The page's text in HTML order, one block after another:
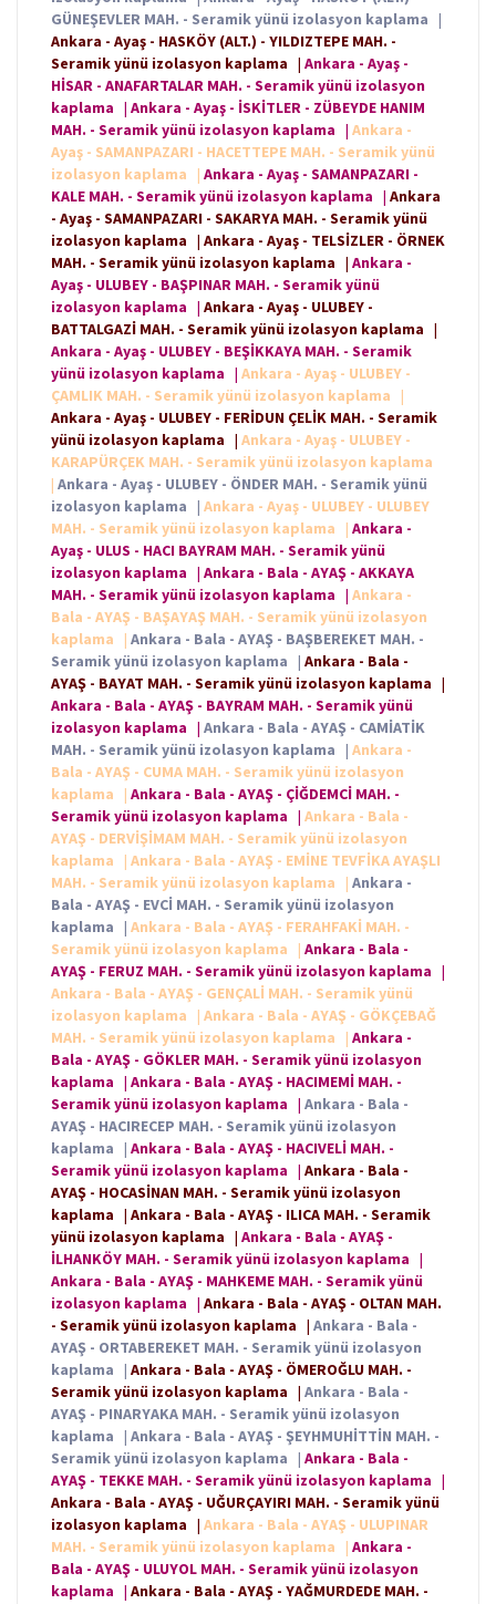
GÜNEŞEVLER MAH. - Seramik yünü izolasyon kaplama |
Ankara - Ayaş - HASKÖY (ALT.) - YILDIZTEPE MAH. -
Seramik yünü izolasyon kaplama | Ankara - Ayaş -
HİSAR - ANAFARTALAR MAH. - Seramik yünü izolasyon
kaplama | Ankara - Ayaş - İSKİTLER - ZÜBEYDE HANIM
MAH. - Seramik yünü izolasyon kaplama | Ankara -
Ayaş - SAMANPAZARI - HACETTEPE MAH. - Seramik yünü
izolasyon kaplama
| Ankara - Ayaş - SAMANPAZARI -
KALE MAH. - Seramik yünü izolasyon kaplama | Ankara
- Ayaş - SAMANPAZARI - SAKARYA MAH. - Seramik yünü
izolasyon kaplama | Ankara - Ayaş - TELSİZLER - ÖRNEK
MAH. - Seramik yünü izolasyon kaplama | Ankara -
Ayaş - ULUBEY - BAŞPINAR MAH. - Seramik yünü
izolasyon kaplama | Ankara - Ayaş - ULUBEY -
BATTALGAZİ MAH. - Seramik yünü izolasyon kaplama |
Ankara - Ayaş - ULUBEY - BEŞİKKAYA MAH. - Seramik
yünü izolasyon kaplama | Ankara - Ayaş - ULUBEY -
ÇAMLIK MAH. - Seramik yünü izolasyon kaplama
|
Ankara - Ayaş - ULUBEY - FERİDUN ÇELİK MAH. - Seramik
yünü izolasyon kaplama | Ankara - Ayaş - ULUBEY -
KARAPÜRÇEK MAH. - Seramik yünü izolasyon kaplama
| Ankara - Ayaş - ULUBEY - ÖNDER MAH. - Seramik yünü
izolasyon kaplama | Ankara - Ayaş - ULUBEY - ULUBEY
MAH. - Seramik yünü izolasyon kaplama
| Ankara -
Ayaş - ULUS - HACI BAYRAM MAH. - Seramik yünü
izolasyon kaplama | Ankara - Bala - AYAŞ - AKKAYA
MAH. - Seramik yünü izolasyon kaplama | Ankara -
Bala - AYAŞ - BAŞAYAŞ MAH. - Seramik yünü izolasyon
kaplama
| Ankara - Bala - AYAŞ - BAŞBEREKET MAH. -
Seramik yünü izolasyon kaplama | Ankara - Bala -
AYAŞ - BAYAT MAH. - Seramik yünü izolasyon kaplama |
Ankara - Bala - AYAŞ - BAYRAM MAH. - Seramik yünü
izolasyon kaplama | Ankara - Bala - AYAŞ - CAMİATİK
MAH. - Seramik yünü izolasyon kaplama | Ankara -
Bala - AYAŞ - CUMA MAH. - Seramik yünü izolasyon
kaplama
| Ankara - Bala - AYAŞ - ÇİĞDEMCİ MAH. -
Seramik yünü izolasyon kaplama | Ankara - Bala -
AYAŞ - DERVİŞİMAM MAH. - Seramik yünü izolasyon
kaplama
| Ankara - Bala - AYAŞ - EMİNE TEVFİKA AYAŞLI
MAH. - Seramik yünü izolasyon kaplama
| Ankara -
Bala - AYAŞ - EVCİ MAH. - Seramik yünü izolasyon
kaplama | Ankara - Bala - AYAŞ - FERAHFAKİ MAH. -
Seramik yünü izolasyon kaplama
| Ankara - Bala -
AYAŞ - FERUZ MAH. - Seramik yünü izolasyon kaplama |
Ankara - Bala - AYAŞ - GENÇALİ MAH. - Seramik yünü
izolasyon kaplama
| Ankara - Bala - AYAŞ - GÖKÇEBAĞ
MAH. - Seramik yünü izolasyon kaplama
| Ankara -
Bala - AYAŞ - GÖKLER MAH. - Seramik yünü izolasyon
kaplama | Ankara - Bala - AYAŞ - HACIMEMİ MAH. -
Seramik yünü izolasyon kaplama | Ankara - Bala -
AYAŞ - HACIRECEP MAH. - Seramik yünü izolasyon
kaplama | Ankara - Bala - AYAŞ - HACIVELİ MAH. -
Seramik yünü izolasyon kaplama | Ankara - Bala -
AYAŞ - HOCASİNAN MAH. - Seramik yünü izolasyon
kaplama | Ankara - Bala - AYAŞ - ILICA MAH. - Seramik
yünü izolasyon kaplama | Ankara - Bala - AYAŞ -
İLHANKÖY MAH. - Seramik yünü izolasyon kaplama |
Ankara - Bala - AYAŞ - MAHKEME MAH. - Seramik yünü
izolasyon kaplama | Ankara - Bala - AYAŞ - OLTAN MAH.
- Seramik yünü izolasyon kaplama | Ankara - Bala -
AYAŞ - ORTABEREKET MAH. - Seramik yünü izolasyon
kaplama | Ankara - Bala - AYAŞ - ÖMEROĞLU MAH. -
Seramik yünü izolasyon kaplama | Ankara - Bala -
AYAŞ - PINARYAKA MAH. - Seramik yünü izolasyon
kaplama | Ankara - Bala - AYAŞ - ŞEYHMUHİTTİN MAH. -
Seramik yünü izolasyon kaplama | Ankara - Bala -
AYAŞ - TEKKE MAH. - Seramik yünü izolasyon kaplama |
Ankara - Bala - AYAŞ - UĞURÇAYIRI MAH. - Seramik yünü
izolasyon kaplama | Ankara - Bala - AYAŞ - ULUPINAR
MAH. - Seramik yünü izolasyon kaplama
| Ankara -
Bala - AYAŞ - ULUYOL MAH. - Seramik yünü izolasyon
kaplama | Ankara - Bala - AYAŞ - YAĞMURDEDE MAH. -